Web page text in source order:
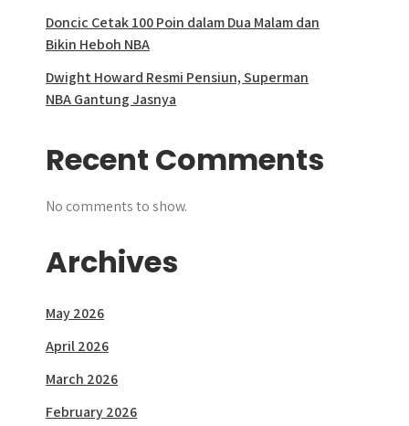
Doncic Cetak 100 Poin dalam Dua Malam dan
Bikin Heboh NBA
Dwight Howard Resmi Pensiun, Superman
NBA Gantung Jasnya
Recent Comments
No comments to show.
Archives
May 2026
April 2026
March 2026
February 2026